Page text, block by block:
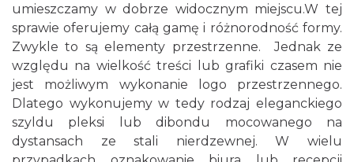
umieszczamy w dobrze widocznym miejscu.W tej
sprawie oferujemy całą gamę i różnorodność formy.
Zwykle to są elementy przestrzenne. Jednak ze
względu na wielkość treści lub grafiki czasem nie
jest możliwym wykonanie logo przestrzennego.
Dlatego wykonujemy w tedy rodzaj eleganckiego
szyldu pleksi lub dibondu mocowanego na
dystansach ze stali nierdzewnej. W wielu